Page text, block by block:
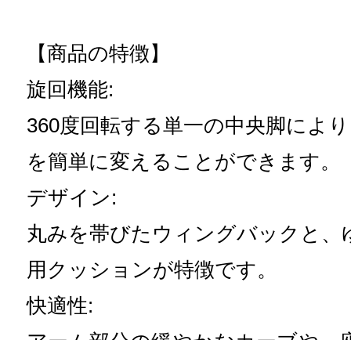
【商品の特徴】
旋回機能:
360度回転する単一の中央脚によ
を簡単に変えることができます。
デザイン:
丸みを帯びたウィングバックと
用クッションが特徴です。
快適性: